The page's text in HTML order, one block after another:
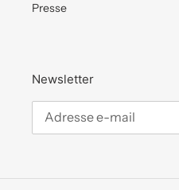
Presse
Newsletter